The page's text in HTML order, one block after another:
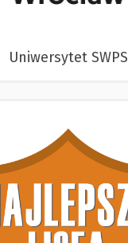
Uniwersytet SWPS